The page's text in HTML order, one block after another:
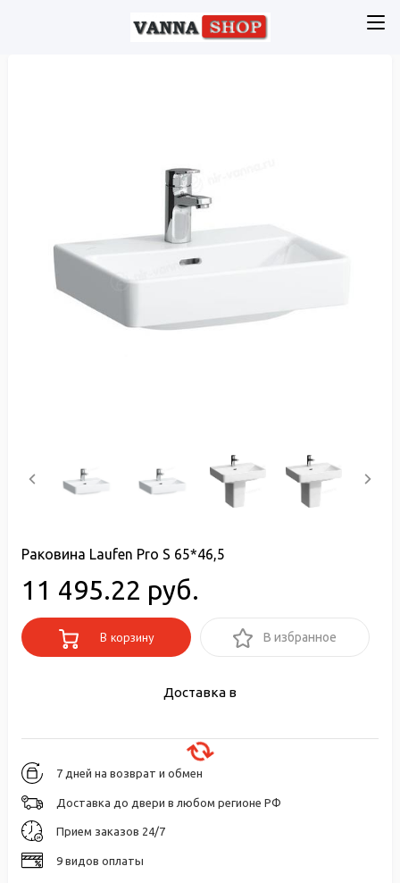
Раковина Laufen Pro S 65*46,5
11 495.22 руб.
В корзину В избранное
Доставка в
7 дней на возврат и обмен
Доставка до двери в любом регионе РФ
Прием заказов 24/7
9 видов оплаты